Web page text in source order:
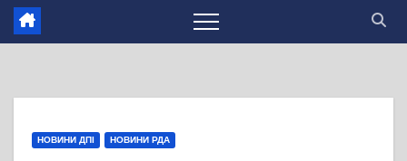
НОВИНИ ДПІ НОВИНИ РДА